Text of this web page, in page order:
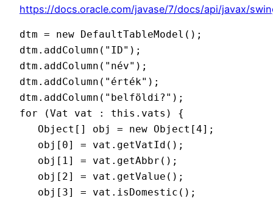
https://docs.oracle.com/javase/7/docs/api/javax/
dtm = new DefaultTableModel();
dtm.addColumn("ID");
dtm.addColumn("név");
dtm.addColumn("érték");
dtm.addColumn("belföldi?");
for (Vat vat : this.vats) {
   Object[] obj = new Object[4];
   obj[0] = vat.getVatId();
   obj[1] = vat.getAbbr();
   obj[2] = vat.getValue();
   obj[3] = vat.isDomestic();